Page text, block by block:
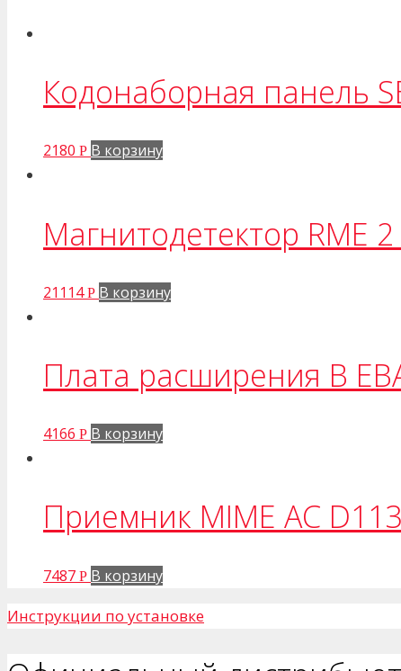
Кодонаборная панель
2180 Р В корзину
Магнитодетектор RME
21114Р В корзину
Плата расширения B
4166 Р В корзину
Приемник MIME AC
7487 Р В корзину
Инструкции по установке